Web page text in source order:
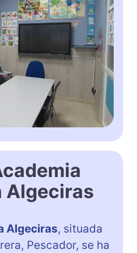
Algeciras
Algeciras, situada
Pescador, se ha